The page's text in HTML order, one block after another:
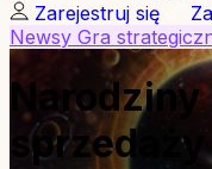
Zarejestruj się
Newsy Gra
sprzedaży